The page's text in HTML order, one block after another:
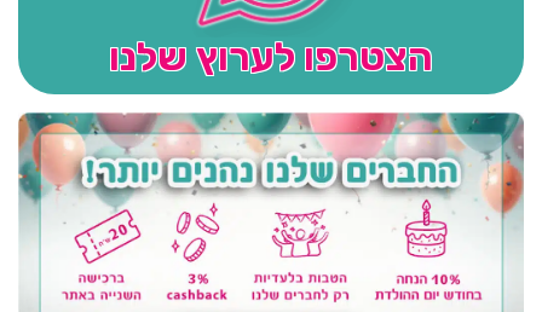
הצטרפו לערוץ שלנו